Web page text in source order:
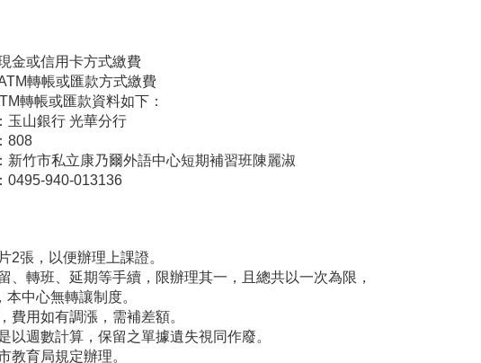
信用卡方式繳費
帳或匯款方式繳費
或匯款資料如下：
行 光華分行
康乃爾外語中心短期補習班陳麗淑
013136
張，以便辦理上課證。
轉班、延期等手續，限辦理其一，且總共以一次為限，
中心無轉讓制度。
用如有調漲，需補差額。
週數計算，保留之單據遺失視同作廢。
育局規定辦理。